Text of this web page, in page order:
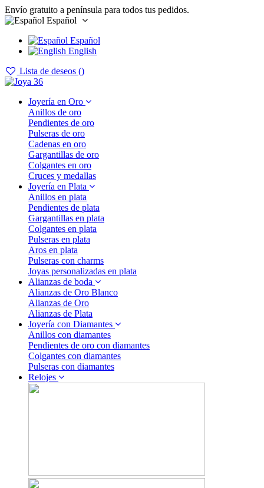
Envío gratuito a península para todos tus pedidos.
Español
Español
English
Lista de deseos ()
Joyería en Oro
Anillos de oro
Pendientes de oro
Pulseras de oro
Cadenas en oro
Gargantillas de oro
Colgantes en oro
Cruces y medallas
Joyería en Plata
Anillos en plata
Pendientes de plata
Gargantillas en plata
Colgantes en plata
Pulseras en plata
Aros en plata
Pulseras con charms
Joyas personalizadas en plata
Alianzas de boda
Alianzas de Oro Blanco
Alianzas de Oro
Alianzas de Plata
Joyería con Diamantes
Anillos con diamantes
Pendientes de oro con diamantes
Colgantes con diamantes
Pulseras con diamantes
Relojes